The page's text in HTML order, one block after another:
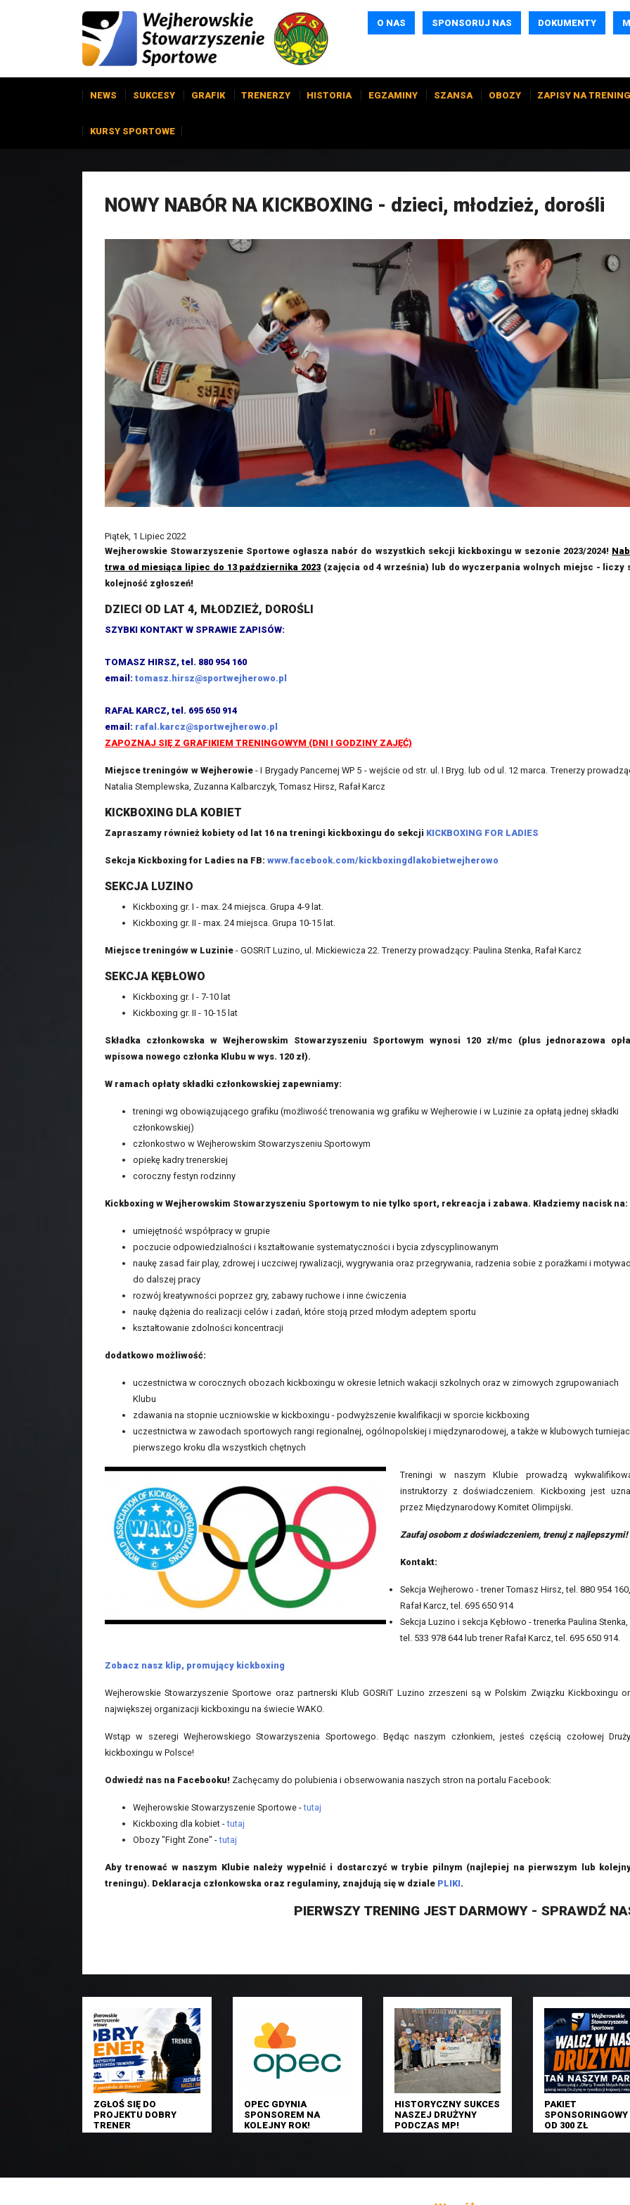
O NAS SPONSORUJ NAS DOKUMENTY
NEWS SUKCESY GRAFIK TRENERZY HISTORIA EGZAMINY SZANSA OBOZY ZAPISY NA
KURSY SPORTOWE
NOWY NABÓR NA KICKBOXING - dzieci, młodzież, dorośli
Piątek, 1 Lipiec 2022
Wejherowskie Stowarzyszenie Sportowe ogłasza nabór do wszystkich sekcji kickboxingu w sezonie 2023/2024!
trwa od miesiąca lipiec do 13 października 2023 (zajęcia od 4 września) lub do wyczerpania wolnych miejsc - liczy
kolejność zgłoszeń!
DZIECI OD LAT 4, MŁODZIEŻ, DOROŚLI
SZYBKI KONTAKT W SPRAWIE ZAPISÓW:
TOMASZ HIRSZ, tel. 880 954 160
email: tomasz.hirsz@sportwejherowo.pl
RAFAŁ KARCZ, tel. 695 650 914
email: rafal.karcz@sportwejherowo.pl
ZAPOZNAJ SIĘ Z GRAFIKIEM TRENINGOWYM (DNI I GODZINY ZAJĘĆ)
Miejsce treningów w Wejherowie- I Brygady Pancernej WP 5 - wejście od str. ul. I Bryg. lub od ul. 12 marca. Trenerzy
Natalia Stemplewska, Zuzanna Kalbarczyk, Tomasz Hirsz, Rafał Karcz
KICKBOXING DLA KOBIET
Zapraszamy również kobiety od lat 16 na treningi kickboxingu do sekcji KICKBOXING FOR LADIES
Sekcja Kickboxing for Ladies na FB: www.facebook.com/kickboxingdlakobietwejherowo
SEKCJA LUZINO
Kickboxing gr. I - max. 24 miejsca. Grupa 4-9 lat.
Kickboxing gr. II - max. 24 miejsca. Grupa 10-15 lat.
Miejsce treningów w Luzinie - GOSRiT Luzino, ul. Mickiewicza 22. Trenerzy prowadzący: Paulina Stenka, Rafał Karcz
SEKCJA KĘBŁOWO
Kickboxing gr. I - 7-10 lat
Kickboxing gr. II - 10-15 lat
Składka członkowska w Wejherowskim Stowarzyszeniu Sportowym wynosi 120 zł/mc (plus jednorazowa
wpisowa nowego członka Klubu w wys. 120 zł).
W ramach opłaty składki członkowskiej zapewniamy:
treningi wg obowiązującego grafiku (możliwość trenowania wg grafiku w Wejherowie i w Luzinie za opłatą jednej składki
członkowskiej)
członkostwo w Wejherowskim Stowarzyszeniu Sportowym
opiekę kadry trenerskiej
coroczny festyn rodzinny
Kickboxing w Wejherowskim Stowarzyszeniu Sportowym to nie tylko sport, rekreacja i zabawa. Kładziemy nacisk na:
umiejętność współpracy w grupie
poczucie odpowiedzialności i kształtowanie systematyczności i bycia zdyscyplinowanym
naukę zasad fair play, zdrowej i uczciwej rywalizacji, wygrywania oraz przegrywania, radzenia sobie z porażkami i
do dalszej pracy
rozwój kreatywności poprzez gry, zabawy ruchowe i inne ćwiczenia
naukę dążenia do realizacji celów i zadań, które stoją przed młodym adeptem sportu
kształtowanie zdolności koncentracji
dodatkowo możliwość:
uczestnictwa w corocznych obozach kickboxingu w okresie letnich wakacji szkolnych oraz w zimowych zgrupowaniach
Klubu
zdawania na stopnie uczniowskie w kickboxingu - podwyższenie kwalifikacji w sporcie kickboxing
uczestnictwa w zawodach sportowych rangi regionalnej, ogólnopolskiej i międzynarodowej, a także w klubowych
pierwszego kroku dla wszystkich chętnych
Treningi w naszym Klubie prowadzą
instruktorzy z doświadczeniem. Kickboxing jest
przez Międzynarodowy Komitet Olimpijski.
Zaufaj osobom z doświadczeniem, trenuj z najlepszymi!
Kontakt:
Sekcja Wejherowo - trener Tomasz Hirsz, tel. 880 954 160,
Rafał Karcz, tel. 695 650 914
Sekcja Luzino i sekcja Kębłowo - trenerka Paulina Stenka,
tel. 533 978 644 lub trener Rafał Karcz, tel. 695 650 914.
Zobacz nasz klip, promujący kickboxing
Wejherowskie Stowarzyszenie Sportowe oraz partnerski Klub GOSRiT Luzino zrzeszeni są w Polskim Związku Kickboxingu
największej organizacji kickboxingu na świecie WAKO.
Wstąp w szeregi Wejherowskiego Stowarzyszenia Sportowego. Będąc naszym członkiem, jesteś częścią czołowej
kickboxingu w Polsce!
Odwiedź nas na Facebooku! Zachęcamy do polubienia i obserwowania naszych stron na portalu Facebook:
Wejherowskie Stowarzyszenie Sportowe -tutaj
Kickboxing dla kobiet -tutaj
Obozy "Fight Zone" -tutaj
Aby trenować w naszym Klubie należy wypełnić i dostarczyć w trybie pilnym (najlepiej na pierwszym lub
treningu). Deklaracja członkowska oraz regulaminy, znajdują się w dziale PLIKI.
PIERWSZY TRENING JEST DARMOWY - SPRAWDŹ
ZGŁOŚ SIĘ DO
PROJEKTU DOBRY
TRENER
OPEC GDYNIA
SPONSOREM NA
KOLEJNY ROK!
HISTORYCZNY SUKCES
NASZEJ DRUŻYNY
PODCZAS MP!
PAKIET
OD 300 ZŁ